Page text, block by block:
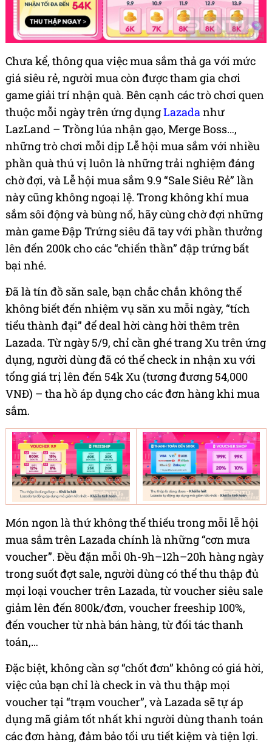
Chưa kể, thông qua việc mua sắm thả ga với mức
giá siêu rẻ, người mua còn được tham gia chơi
game giải trí nhận quà. Bên cạnh các trò chơi quen
thuộc mỗi ngày trên ứng dụngLazadanhư
LazLand – Trồng lúa nhận gạo, Merge Boss…,
những trò chơi mỗi dịp Lễ hội mua sắm với nhiều
phần quà thú vị luôn là những trải nghiệm đáng
chờ đợi, và Lễ hội mua sắm 9.9 “Sale Siêu Rẻ” lần
này cũng không ngoại lệ. Trong không khí mua
sắm sôi động và bùng nổ, hãy cùng chờ đợi những
màn game Đập Trứng siêu đã tay với phần thưởng
lên đến 200k cho các “chiến thần” đập trứng bất
bại nhé.
Đã là tín đồ săn sale, bạn chắc chắn không thể
không biết đến nhiệm vụ săn xu mỗi ngày, “tích
tiểu thành đại” để deal hời càng hời thêm trên
Lazada. Từ ngày 5/9, chỉ cần ghé trang Xu trên ứng
dụng, người dùng đã có thể check in nhận xu với
tổng giá trị lên đến 54k Xu (tương đương 54,000
VNĐ) – tha hồ áp dụng cho các đơn hàng khi mua
sắm.
Món ngon là thứ không thể thiếu trong mỗi lễ hội
mua sắm trên Lazada chính là những “cơn mưa
voucher”. Đều đặn mỗi 0h-9h–12h–20h hàng ngày
trong suốt đợt sale, người dùng có thể thu thập đủ
mọi loại voucher trên Lazada, từ voucher siêu sale
giảm lên đến 800k/đơn, voucher freeship 100%,
đến voucher từ nhà bán hàng, từ đối tác thanh
toán,…
Đặc biệt, không cần sợ “chốt đơn” không có giá hời,
việc của bạn chỉ là check in và thu thập mọi
voucher tại “trạm voucher”, và Lazada sẽ tự áp
dụng mã giảm tốt nhất khi người dùng thanh toán
các đơn hàng, đảm bảo tối ưu tiết kiệm và tiện lợi.